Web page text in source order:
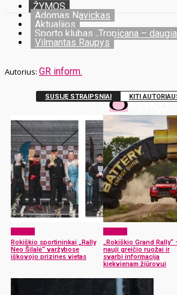
ŽYMOS
Adomas Navickas
Aktualijos
Sporto klubas „Tropicana –
Vilmantas Raupys
GR inform.
SUSIJĘ STRAIPSNIAI KITI
Rokiškio sportininkai „Rally
Neo Šilalė“ varžybose
iškovojo prizines vietas
„Rokiškio Grand Rally“
nauji greičio ruožai ir
svarbi informacija
kiekvienam žiūrovui